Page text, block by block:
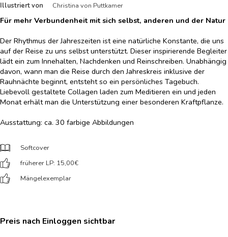
Illustriert von Christina von Puttkamer
Für mehr Verbundenheit mit sich selbst, anderen und der Natur
Der Rhythmus der Jahreszeiten ist eine natürliche Konstante, die uns
auf der Reise zu uns selbst unterstützt. Dieser inspirierende Begleiter
lädt ein zum Innehalten, Nachdenken und Reinschreiben. Unabhängig
davon, wann man die Reise durch den Jahreskreis inklusive der
Rauhnächte beginnt, entsteht so ein persönliches Tagebuch.
Liebevoll gestaltete Collagen laden zum Meditieren ein und jeden
Monat erhält man die Unterstützung einer besonderen Kraftpflanze.
Ausstattung: ca. 30 farbige Abbildungen
Softcover
früherer LP: 15,00€
Mängelexemplar
Preis nach Einloggen sichtbar